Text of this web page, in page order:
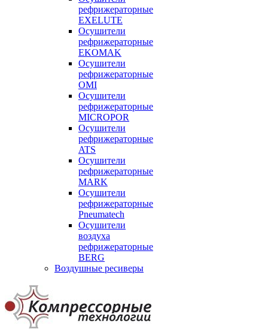
рефрижераторные
EXELUTE
Осушители
рефрижераторные
EKOMAK
Осушители
рефрижераторные
OMI
Осушители
рефрижераторные
MICROPOR
Осушители
рефрижераторные
ATS
Осушители
рефрижераторные
MARK
Осушители
рефрижераторные
Pneumatech
Осушители
воздуха
рефрижераторные
BERG
Воздушные ресиверы